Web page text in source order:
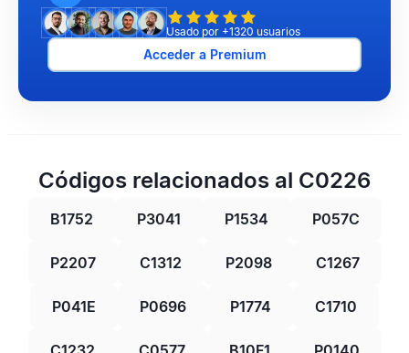
Usado por +1320 usuarios
Acceder a Premium
Códigos relacionados al C0226
B1752 P3041 P1534 P057C
P2207 C1312 P2098 C1267
P041E P0696 P1774 C1710